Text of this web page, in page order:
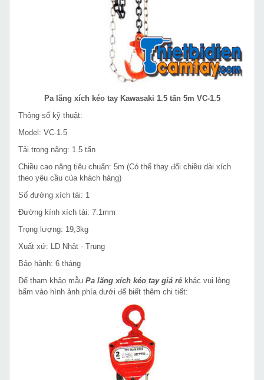
Pa lăng xích kéo tay Kawasaki 1.5 tấn 5m VC-1.5
Thông số kỹ thuật:
Model: VC-1.5
Tải trọng nâng: 1.5 tấn
Chiều cao nâng tiêu chuẩn: 5m (Có thể thay đổi chiều dài xích
theo yêu cầu của khách hàng)
Số đường xích tải: 1
Đường kính xích tải: 7.1mm
Trọng lượng: 19,3kg
Xuất xứ: LD Nhật - Trung
Bảo hành: 6 tháng
Để tham khảo mẫu Pa lăng xích kéo tay giá rẻ khác vui lòng
bấm vào hình ảnh phía dưới để biết thêm chi tiết: